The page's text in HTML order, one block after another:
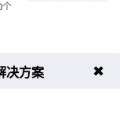
个
决方案 ✖